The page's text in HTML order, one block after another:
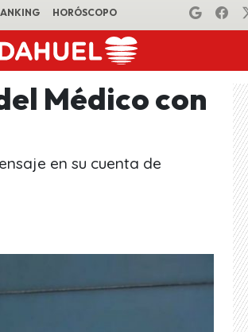
HORÓSCOPO
Médico con
en su cuenta de